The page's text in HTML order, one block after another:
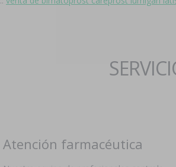
Atención farmacéutica